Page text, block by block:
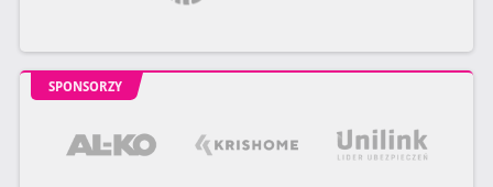
SPONSORZY